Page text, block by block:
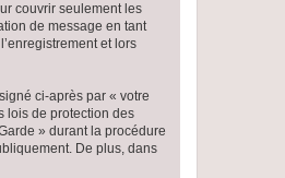
couvrir seulement les
de message en tant
et lors
ci-après par « votre
lois de protection des
» durant la procédure
De plus, dans